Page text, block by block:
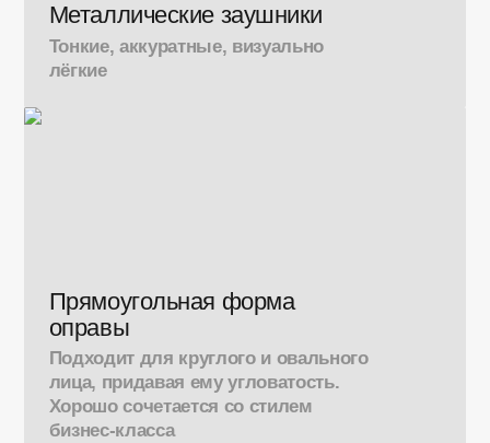
Металлические заушники
Тонкие, аккуратные, визуально
лёгкие
Прямоугольная форма
оправы
Подходит для круглого и овального
лица, придавая ему угловатость.
Хорошо сочетается со стилем
бизнес-класса